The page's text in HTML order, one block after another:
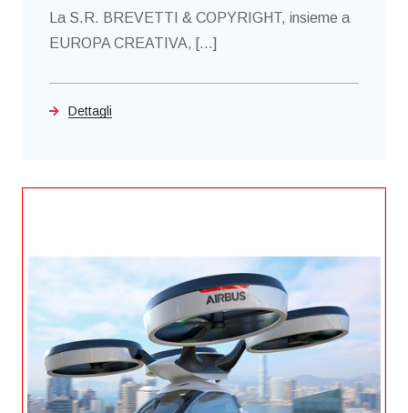
La S.R. BREVETTI & COPYRIGHT, insieme a
EUROPA CREATIVA, [...]
Dettagli